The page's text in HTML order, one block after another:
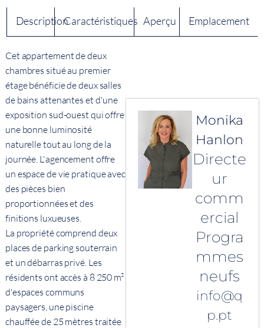
DescriptionCaractéristiques Aperçu Emplacement
Cet appartement de deux
chambres situé au premier
étage bénéficie de deux salles
de bains attenantes et d'une
exposition sud-ouest qui offre
une bonne luminosité
naturelle tout au long de la
journée. L'agencement offre
un espace de vie pratique avec
des pièces bien
proportionnées et des
finitions luxueuses.
La propriété comprend deux
places de parking souterrain
et un débarras privé. Les
résidents ont accès à 8 250 m²
d'espaces communs
paysagers, une piscine
chauffée de 25 mètres traitée
Monika
Hanlon
Directe
ur
comm
ercial
Progra
mmes
neufs
info@q
p.pt